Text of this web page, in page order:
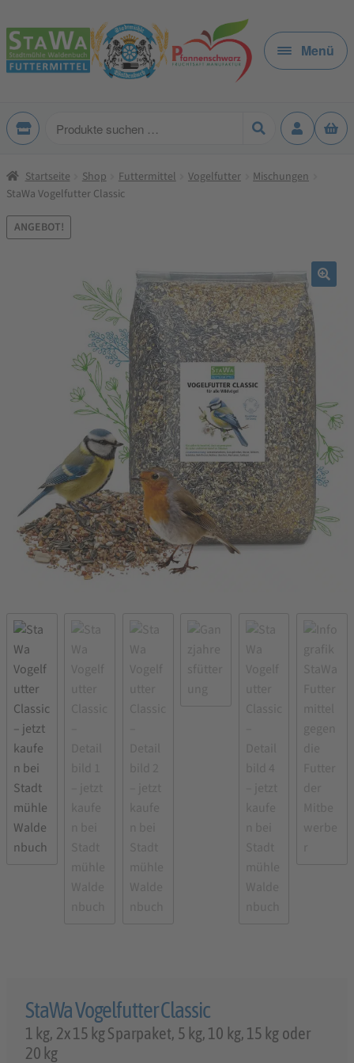
Zur
Navigation
springen
Zum
Inhalt
springen
Menü
Produkte
Startseite Shop Futtermittel Vogelfutter
Mischungen
StaWa Vogelfutter Classic
ANGEBOT!
StaWa Vogelfutter Classic
1 kg, 2x 15 kg Sparpaket, 5 kg, 10 kg, 15 kg oder
20 kg